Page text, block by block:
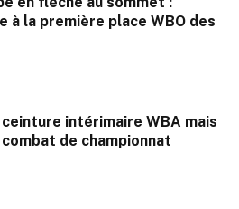
à la première place WBO des
intérimaire WBA mais
de championnat